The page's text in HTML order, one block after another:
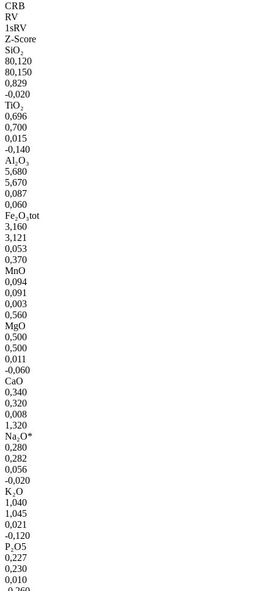
CRB
RV
1sRV
Z-Score
SiO₂
80,120
80,150
0,829
-0,020
TiO₂
0,696
0,700
0,015
-0,140
Al₂O₃
5,680
5,670
0,087
0,060
Fe₂O₃tot
3,160
3,121
0,053
0,370
MnO
0,094
0,091
0,003
0,560
MgO
0,500
0,500
0,011
-0,060
CaO
0,340
0,320
0,008
1,320
Na₂O*
0,280
0,282
0,056
-0,020
K₂O
1,040
1,045
0,021
-0,120
P₂O5
0,227
0,230
0,010